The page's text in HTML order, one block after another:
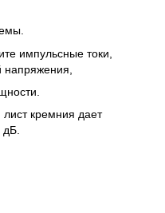
импульсные токи,
напряжения,
кремния дает
дБ.